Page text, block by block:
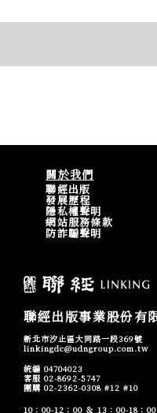
關於我們
聯經出版
發展歷程
隱私權聲明
網站服務條款
防詐騙聲明
聯經出版事業股份有
新北市汐止區大同路一段369號
linkingdc@udngroup.com.tw
統編 04704023
客服 02-8692-5747
團購 02-2362-0308 #12 #10
10：00-12：00 ＆ 13：00-18：